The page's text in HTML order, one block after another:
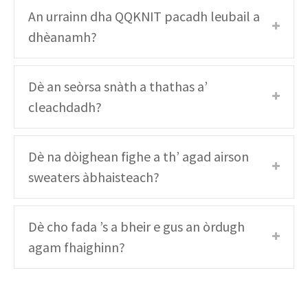
An urrainn dha QQKNIT pacadh leubail a
dhèanamh?
Dè an seòrsa snàth a thathas a’
cleachdadh?
Dè na dòighean fighe a th’ agad airson
sweaters àbhaisteach?
Dè cho fada ’s a bheir e gus an òrdugh
agam fhaighinn?